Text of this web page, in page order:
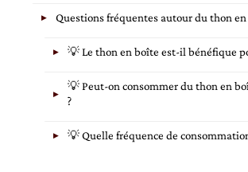
Questions fréquentes autour du thon en
💡 Le thon en boîte est-il bénéfique
💡 Peut-on consommer du thon en
?
💡 Quelle fréquence de